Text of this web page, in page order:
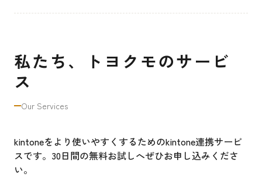
私たち、トヨクモのサービ
ス
Our Services
kintoneをより使いやすくするためのkintone連携サービ
スです。30日間の無料お試しへぜひお申し込みくださ
い。